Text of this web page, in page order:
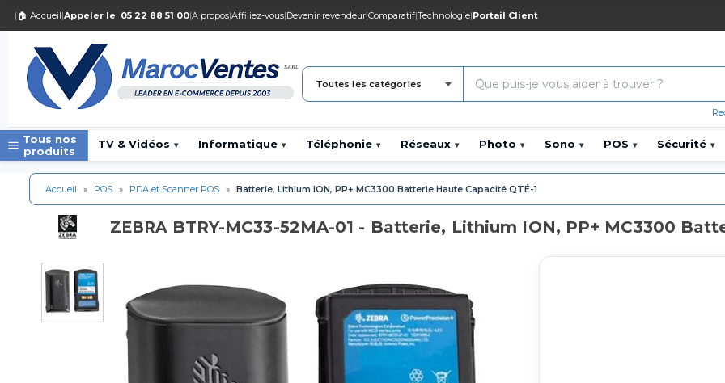
| 🏠 Accueil|Appeler le 05 22 88 51 00|A propos|Affiliez-vous|Devenir revendeur|Comparatif|Technologie|Portail Client
Toutes les catégories
Tous nos
produits
TV & Vidéos ▾ Informatique ▾ Téléphonie ▾ Réseaux ▾ Photo ▾ Sono ▾ POS ▾ Sécurité ▾
Accueil » POS » PDA et Scanner POS » Batterie, Lithium ION, PP+ MC3300 Batterie Haute Capacité QTÉ-1
ZEBRA BTRY-MC33-52MA-01 - Batterie, Lithium ION, PP+ MC3300